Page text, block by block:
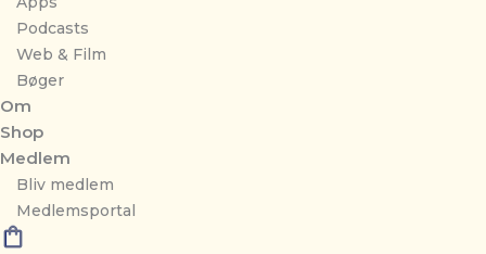
Podcasts
Web & Film
Bøger
Om
Shop
Medlem
Bliv medlem
Medlemsportal